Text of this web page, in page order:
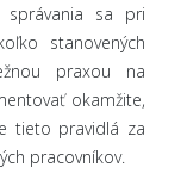
správania sa pri
stanovených
praxou na
okamžite,
tieto pravidlá za
pracovníkov.